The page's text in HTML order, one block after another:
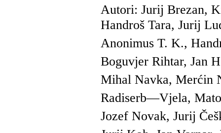
Autori: Jurij Brezan,
Handroš Tara, Jurij
Anonimus T. K.,
Boguvjer Rihtar, Jan
Mihal Navka, Merćin
Radiserb—Vjela,
Jozef Novak, Jurij